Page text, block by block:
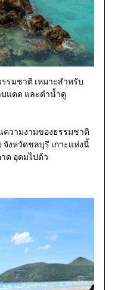
รมชาติ เหมาะสำหรับ
บแดด และดำน้ำดู
ความงามของธรรมชาติ
งหวัดชลบุรี เกาะแห่งนี้
ด อุดมไปด้ว